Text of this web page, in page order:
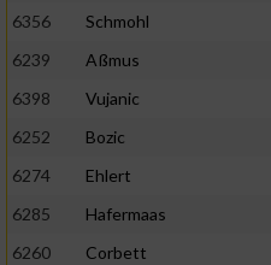
6356 Schmohl
6239
Aßmus
6398
Vujanic
6252
Bozic
6274
Ehlert
6285
Hafermaas
6260
Corbett